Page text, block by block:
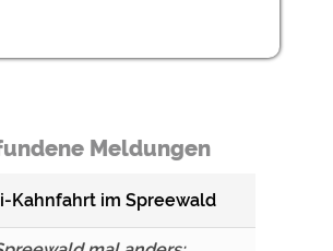
Meldungen
Kahnfahrt im Spreewald